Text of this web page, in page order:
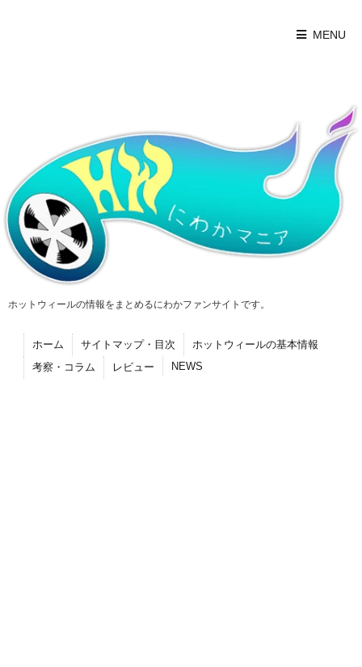
MENU
ホットウィールの情報をまとめるにわかファンサイトです。
ホーム サイトマップ・目次
ホットウィールの基本情報
考察・コラム
レビュー NEWS